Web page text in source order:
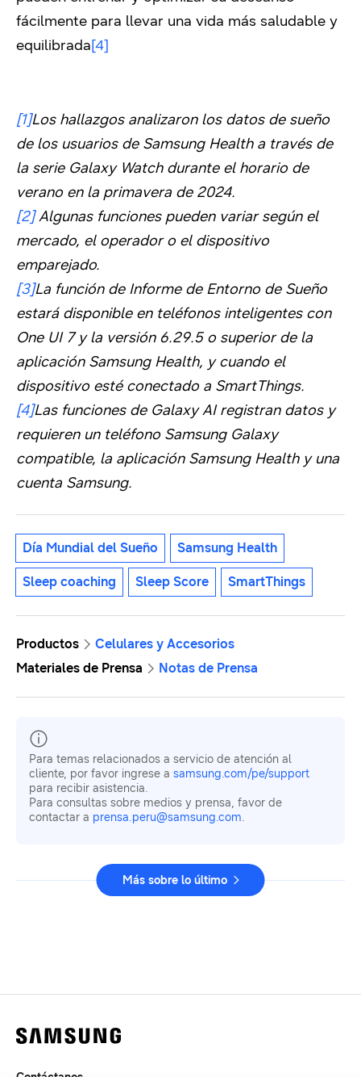
fácilmente para llevar una vida más saludable y
equilibrada[4]
[1]Los hallazgos analizaron los datos de sueño
de los usuarios de Samsung Health a través de
la serie Galaxy Watch durante el horario de
verano en la primavera de 2024.
[2] Algunas funciones pueden variar según el
mercado, el operador o el dispositivo
emparejado.
[3]La función de Informe de Entorno de Sueño
estará disponible en teléfonos inteligentes con
One UI 7 y la versión 6.29.5 o superior de la
aplicación Samsung Health, y cuando el
dispositivo esté conectado a SmartThings.
[4]Las funciones de Galaxy AI registran datos y
requieren un teléfono Samsung Galaxy
compatible, la aplicación Samsung Health y una
cuenta Samsung.
Día Mundial del Sueño Samsung Health
Sleep coaching Sleep Score SmartThings
Productos
Celulares y Accesorios
Materiales de Prensa
Notas de Prensa
Para temas relacionados a servicio de atención al
cliente, por favor ingrese a samsung.com/pe/support
para recibir asistencia.
Para consultas sobre medios y prensa, favor de
contactar a prensa.peru@samsung.com.
Más sobre lo último